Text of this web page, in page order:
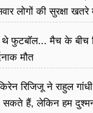
लोगों की सुरक्षा
फुटबॉल... मैच के बीच
मौत
रिजिजू ने राहुल
सकते हैं, लेकिन हम